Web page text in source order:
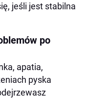
jeśli jest stabilna
po
apatia,
pyska